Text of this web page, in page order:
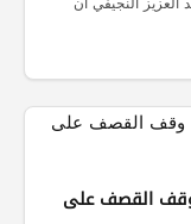
وقف القصف على